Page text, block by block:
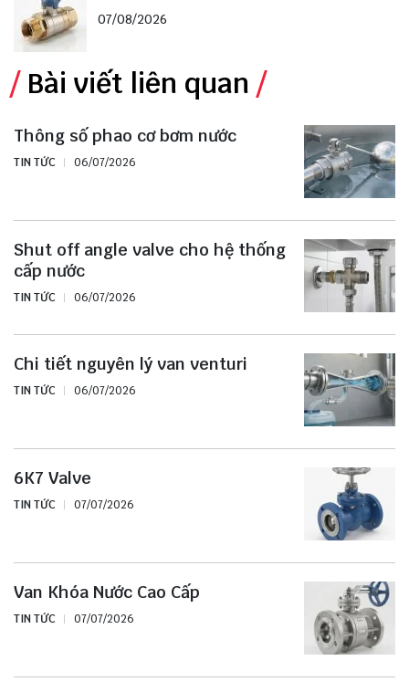
07/08/2026
Bài viết liên quan
Thông số phao cơ bơm nước
TIN TỨC 06/07/2026
Shut off angle valve cho hệ thống
cấp nước
TIN TỨC 06/07/2026
Chi tiết nguyên lý van venturi
TIN TỨC 06/07/2026
6K7 Valve
TIN TỨC 07/07/2026
Van Khóa Nước Cao Cấp
TIN TỨC 07/07/2026